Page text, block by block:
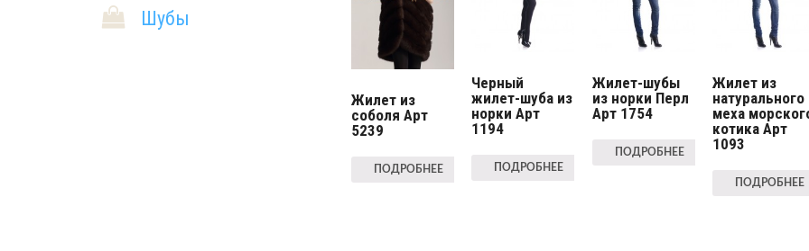
Жилет из
соболя Арт
5239
ПОДРОБНЕЕ
Черный
жилет-шуба из
норки Арт
1194
ПОДРОБНЕЕ
Жилет-шубы
из норки Перл
Арт 1754
ПОДРОБНЕЕ
Жилет из
натурального
меха
котика Арт
1093
ПОДРОБНЕЕ
Шубы